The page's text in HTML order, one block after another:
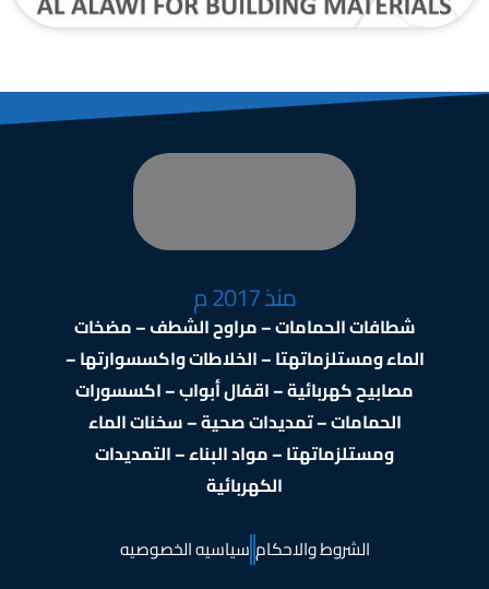
منذ 2017 م
شطافات الحمامات – مراوح الشطف – مضخات
الماء ومستلزماتهتا – الخلاطات واكسسوارتها –
مصابيح كهربائية – اقفال أبواب – اكسسورات
الحمامات – تمديدات صحية – سخنات الماء
ومستلزماتهتا – مواد البناء – التمديدات
الكهربائية
الشروط والاحكام سياسيه الخصوصيه